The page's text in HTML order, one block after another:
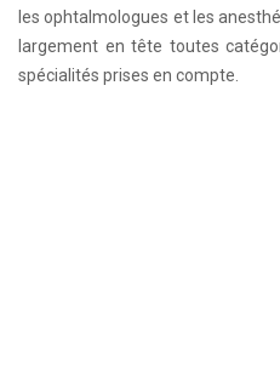
les ophtalmologues et les
largement en tête toutes
spécialités prises en compte.